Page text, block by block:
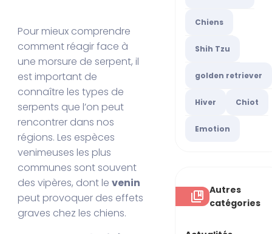
Pour mieux comprendre
comment réagir face à
une morsure de serpent, il
est important de
connaître les types de
serpents que l’on peut
rencontrer dans nos
régions. Les espèces
venimeuses les plus
communes sont souvent
des vipères, dont levenin
peut provoquer des effets
graves chez les chiens.
Chiens
Shih Tzu
golden retriever
Hiver Chiot
Emotion
Autres
catégories